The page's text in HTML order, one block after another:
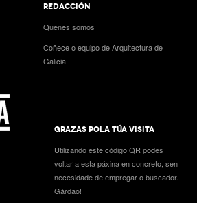
REDACCIÓN
Quenes somos
Coñece o equipo de Arquitectura de
Galicia
GRAZAS POLA TÚA VISITA
Utilizando este código QR podes
voltar a esta páxina en concreto, sen
necesidade de empregar o buscador.
Gárdao!